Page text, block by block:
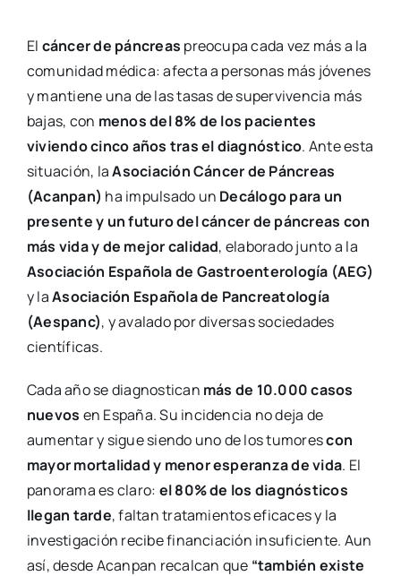
El cáncer de páncreas preocupa cada vez más a la
comunidad médica: afecta a personas más jóvenes
y mantiene una de las tasas de supervivencia más
bajas, con menos del 8% de los pacientes
viviendo cinco años tras el diagnóstico. Ante esta
situación, laAsociación Cáncer de Páncreas
(Acanpan) ha impulsado un Decálogo para un
presente y un futuro del cáncer de páncreas con
más vida y de mejor calidad, elaborado junto a la
Asociación Española de Gastroenterología (AEG)
y laAsociación Española de Pancreatología
(Aespanc), y avalado por diversas sociedades
científicas.
Cada año se diagnostican más de 10.000 casos
nuevos en España. Su incidencia no deja de
aumentar y sigue siendo uno de los tumorescon
mayor mortalidad y menor esperanza de vida. El
panorama es claro: el 80% de los diagnósticos
llegan tarde, faltan tratamientos eficaces y la
investigación recibe financiación insuficiente. Aun
así, desde Acanpan recalcan que “también existe